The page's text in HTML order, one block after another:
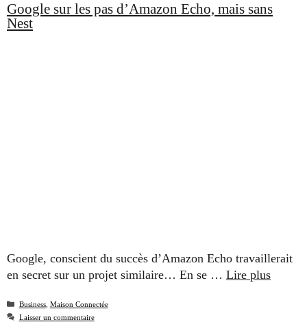
Google sur les pas d’Amazon Echo, mais sans
Nest
Google, conscient du succès d’Amazon Echo travaillerait
en secret sur un projet similaire… En se … Lire plus
Catégories
Business, Maison Connectée
Laisser un commentaire